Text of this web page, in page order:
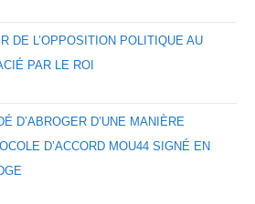
DE L’OPPOSITION POLITIQUE AU
PAR LE ROI
D’ABROGER D’UNE MANIÈRE
D’ACCORD MOU44 SIGNÉ EN